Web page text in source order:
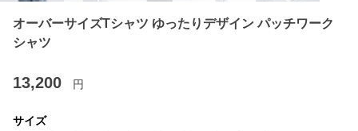
オーバーサイズTシャツ ゆったりデザイン パッチワーク
シャツ
13,200 円
サイズ